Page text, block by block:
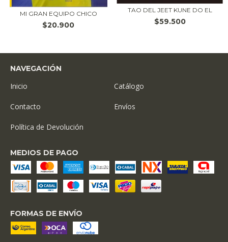
MI GRAN EQUIPO CHICO
$20.900
TAO DEL JEET KUNE DO EL
$59.500
NAVEGACIÓN
Inicio Catálogo
Contacto Envíos
Política de Devolución
MEDIOS DE PAGO
FORMAS DE ENVÍO